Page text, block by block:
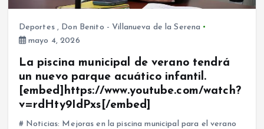
Deportes, Don Benito - Villanueva de la Serena
mayo 4, 2026
La piscina municipal de verano tendrá
un nuevo parque acuático infantil.
[embed]https://www.youtube.com/watch?
v=rdHty9IdPxs[/embed]
# Noticias: Mejoras en la piscina municipal para el verano